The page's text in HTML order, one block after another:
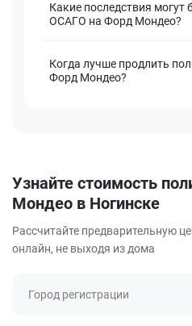
Какие последствия могут
ОСАГО на Форд Мондео?
Когда лучше продлить
Форд Мондео?
Узнайте стоимость
Мондео в Ногинске
Рассчитайте предварительную
онлайн, не выходя из дома
Город регистрации